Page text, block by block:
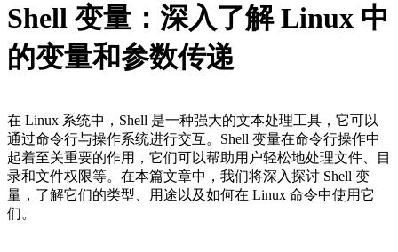
Shell 变量：深入了解 Linux 中
的变量和参数传递
在 Linux 系统中，Shell 是一种强大的文本处理工具，它可以
通过命令行与操作系统进行交互。Shell 变量在命令行操作中
起着至关重要的作用，它们可以帮助用户轻松地处理文件、目
录和文件权限等。在本篇文章中，我们将深入探讨 Shell 变
量，了解它们的类型、用途以及如何在 Linux 命令中使用它
们。